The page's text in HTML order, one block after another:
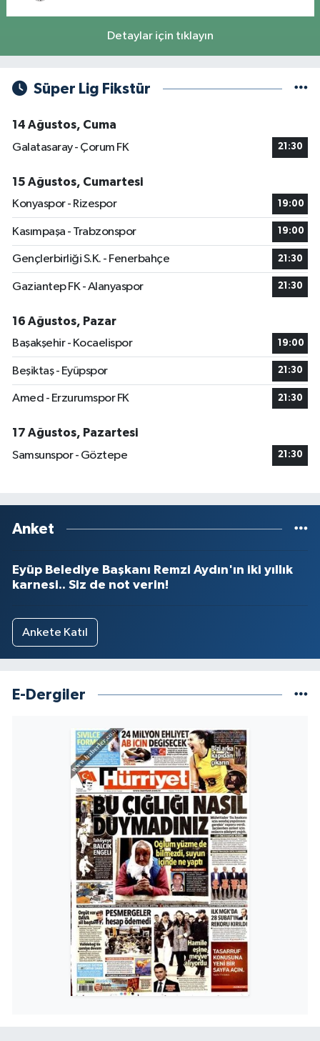
Detaylar için tıklayın
Süper Lig Fikstür
14 Ağustos, Cuma
Galatasaray - Çorum FK
21:30
15 Ağustos, Cumartesi
Konyaspor - Rizespor
19:00
Kasımpaşa - Trabzonspor 19:00
Gençlerbirliği S.K. - Fenerbahçe 21:30
Gaziantep FK - Alanyaspor 21:30
16 Ağustos, Pazar
Başakşehir - Kocaelispor
19:00
Beşiktaş - Eyüpspor 21:30
Amed - Erzurumspor FK 21:30
17 Ağustos, Pazartesi
Samsunspor - Göztepe
21:30
Anket
Eyüp Belediye Başkanı Remzi Aydın'ın iki yıllık
karnesi.. Siz de not verin!
Ankete Katıl
E-Dergiler